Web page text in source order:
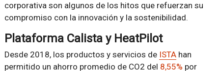
corporativa son algunos de los hitos que refuerzan su
compromiso con la innovación y la sostenibilidad.
Plataforma Calista y HeatPilot
Desde 2018, los productos y servicios de ISTAhan
permitido un ahorro promedio de CO2 del 8,55% por